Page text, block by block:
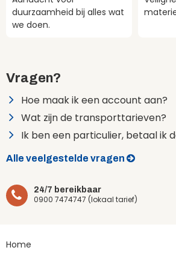
duurzaamheid bij alles wat
we doen.
Vragen?
Hoe maak ik een account aan?
Wat zijn de transporttarieven?
Ik ben een particulier, betaal ik
Alle veelgestelde vragen
24/7 bereikbaar
0900 7474747 (lokaal tarief)
Home